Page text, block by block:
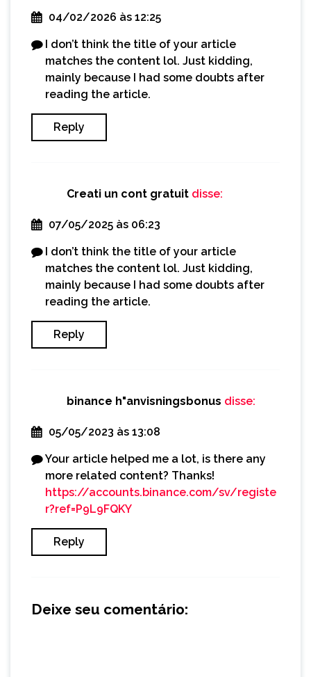
04/02/2026 às 12:25
I don’t think the title of your article
matches the content lol. Just kidding,
mainly because I had some doubts after
reading the article.
Reply
Creati un cont gratuit disse:
07/05/2025 às 06:23
I don’t think the title of your article
matches the content lol. Just kidding,
mainly because I had some doubts after
reading the article.
Reply
binance h"anvisningsbonus disse:
05/05/2023 às 13:08
Your article helped me a lot, is there any
more related content? Thanks!
https://accounts.binance.com/sv/registe
r?ref=P9L9FQKY
Reply
Deixe seu comentário: